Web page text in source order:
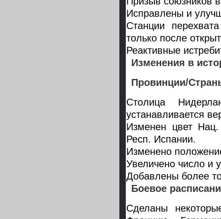
Исправлены и
Станции
только после
Реактивные
Изменения в
Провинции/
Столица
устанавливается
Изменен цвет
Респ. Испании.
Изменено
Увеличено число и
Добавлены более
Боевое
Сделаны